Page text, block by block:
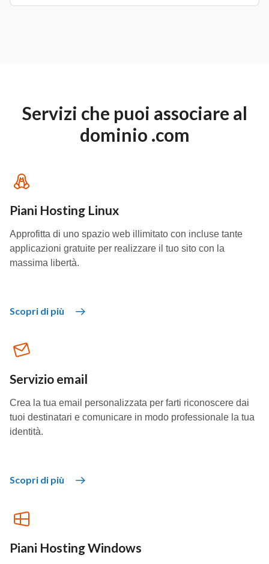
Servizi che puoi associare al
dominio .com
Piani Hosting Linux
Approfitta di uno spazio web illimitato con incluse tante
applicazioni gratuite per realizzare il tuo sito con la
massima libertà.
Scopri di più
Servizio email
Crea la tua email personalizzata per farti riconoscere dai
tuoi destinatari e comunicare in modo professionale la tua
identità.
Scopri di più
Piani Hosting Windows